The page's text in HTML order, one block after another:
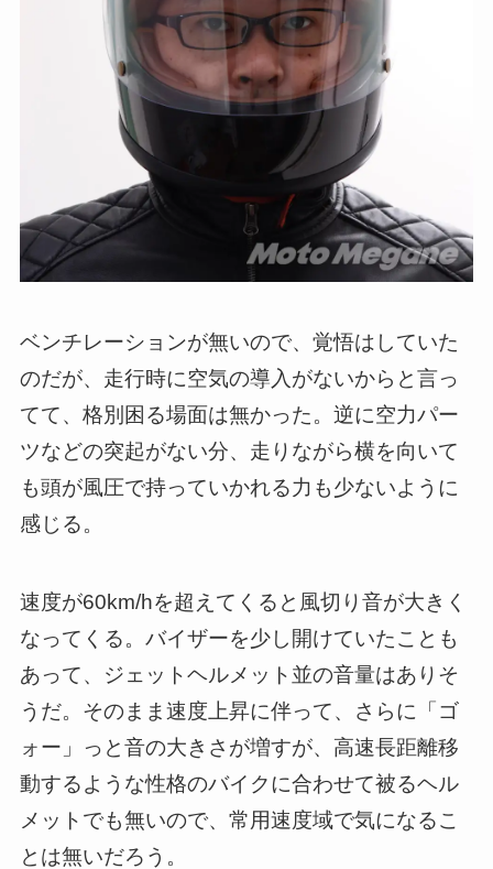
ベンチレーションが無いので、覚悟はしていた
のだが、走行時に空気の導入がないからと言っ
てて、格別困る場面は無かった。逆に空力パー
ツなどの突起がない分、走りながら横を向いて
も頭が風圧で持っていかれる力も少ないように
感じる。
速度が60km/hを超えてくると風切り音が大きく
なってくる。バイザーを少し開けていたことも
あって、ジェットヘルメット並の音量はありそ
うだ。そのまま速度上昇に伴って、さらに「ゴ
ォー」っと音の大きさが増すが、高速長距離移
動するような性格のバイクに合わせて被るヘル
メットでも無いので、常用速度域で気になるこ
とは無いだろう。